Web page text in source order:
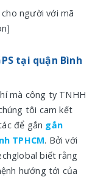
người với mã
tại quận Bình
mà công ty TNHH
tôi cam kết
để gắn gắn
TPHCM. Bởi với
biết rằng
hướng tới của